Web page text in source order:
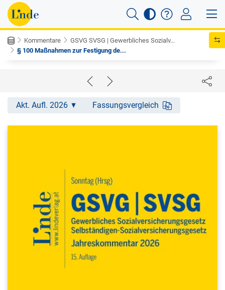
Kommentare
GSVG SVSG | Gewerbliches Sozialv...
§ 100 Maßnahmen zur Festigung de...
Akt. Aufl. 2026 Fassungsvergleich